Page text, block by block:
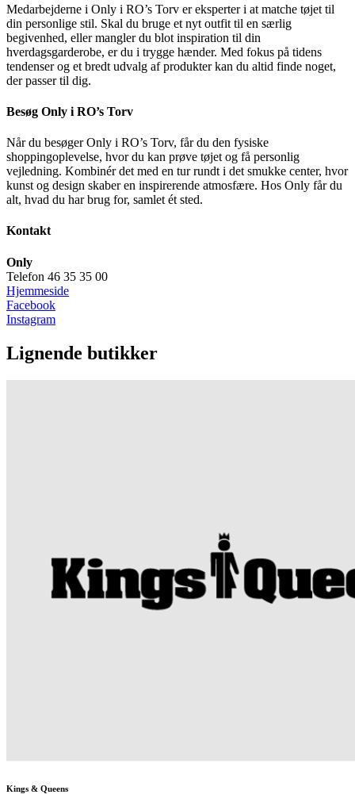
Medarbejderne i Only i RO’s Torv er eksperter i at matche tøjet til
din personlige stil. Skal du bruge et nyt outfit til en særlig
begivenhed, eller mangler du blot inspiration til din
hverdagsgarderobe, er du i trygge hænder. Med fokus på tidens
tendenser og et bredt udvalg af produkter kan du altid finde noget,
der passer til dig.
Besøg Only i RO’s Torv
Når du besøger Only i RO’s Torv, får du den fysiske
shoppingoplevelse, hvor du kan prøve tøjet og få personlig
vejledning. Kombinér det med en tur rundt i det smukke center, hvor
kunst og design skaber en inspirerende atmosfære. Hos Only får du
alt, hvad du har brug for, samlet ét sted.
Kontakt
Only
Telefon 46 35 35 00
Hjemmeside
Facebook
Instagram
Lignende butikker
Kings & Queens